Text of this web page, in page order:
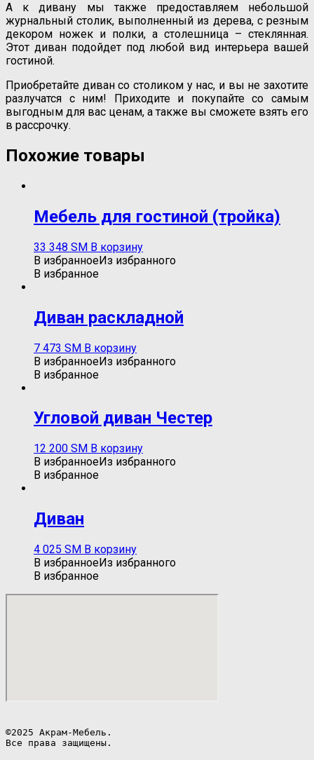
А к дивану мы также предоставляем небольшой
журнальный столик, выполненный из дерева, с резным
декором ножек и полки, а столешница – стеклянная.
Этот диван подойдет под любой вид интерьера вашей
гостиной.
Приобретайте диван со столиком у нас, и вы не захотите
разлучатся с ним! Приходите и покупайте со самым
выгодным для вас ценам, а также вы сможете взять его
в рассрочку.
Похожие товары
Мебель для гостиной (тройка)
33 348 ЅМ В корзину
В избранноеИз избранного
В избранное
Диван раскладной
7 473 ЅМ В корзину
В избранноеИз избранного
В избранное
Угловой диван Честер
12 200 ЅМ В корзину
В избранноеИз избранного
В избранное
Диван
4 025 ЅМ В корзину
В избранноеИз избранного
В избранное
©2025 Акрам-Мебель.
Все права защищены.